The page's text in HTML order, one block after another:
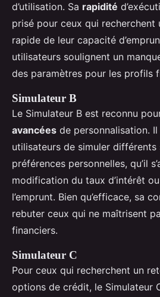
d’utilisation. Sa rapidité
prisé pour ceux qui recherchent
rapide de leur capacité
utilisateurs soulignent un
des paramètres pour les profils
Simulateur B
Le Simulateur B est reconnu
avancées de personnalisation.
utilisateurs de simuler différents
préférences personnelles, qu’il
modification du taux d’intérêt
l’emprunt. Bien qu’efficace, sa
rebuter ceux qui ne maîtrisent
financiers.
Simulateur C
Pour ceux qui recherchent un
options de crédit, le Simulateur